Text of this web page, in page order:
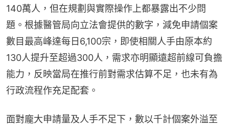
140萬人，但在規劃與實際操作上都暴露出不少問
題。根據醫管局向立法會提供的數字，減免申請個案
數目最高峰達每日6,100宗，即使相關人手由原本約
130人提升至超過300人，需求亦明顯遠超前線可負擔
能力，反映當局在推行前對需求估算不足，也未有為
行政流程作充足配套。
面對龐大申請量及人手不足下，數以千計個案外溢至